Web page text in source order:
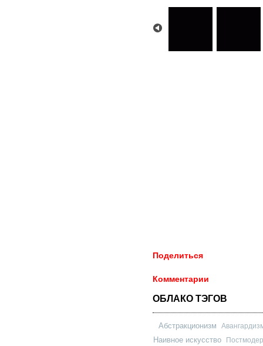
Поделиться
Комментарии
ОБЛАКО ТЭГОВ
Абстракционизм
Наивное искусство